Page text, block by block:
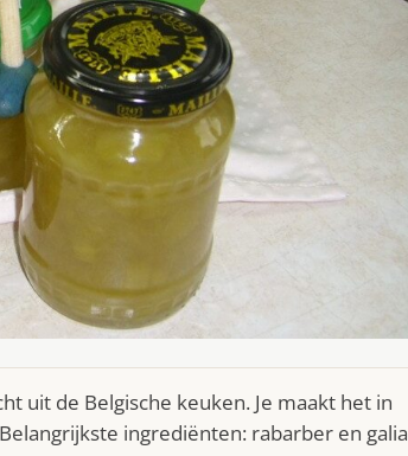
uit de Belgische keuken. Je maakt het in
ingrediënten: rabarber en galia